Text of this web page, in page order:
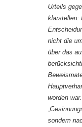
Urteils
klarstellen:
nicht die
über das
worden
sondern